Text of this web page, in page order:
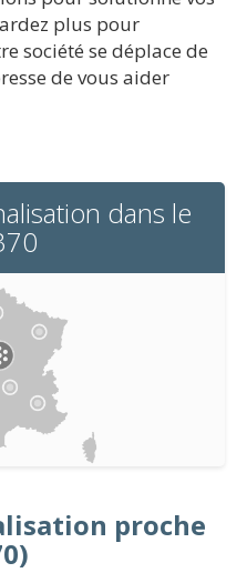
plus pour
société se déplace de
de vous aider
dans le
proche